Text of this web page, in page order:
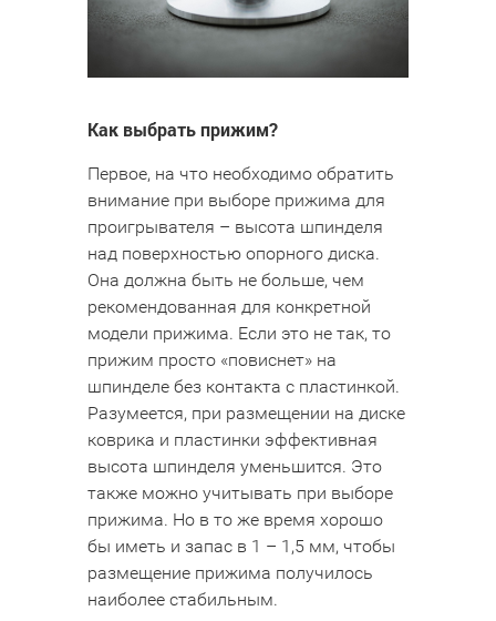
Как выбрать прижим?
Первое, на что необходимо обратить
внимание при выборе прижима для
проигрывателя – высота шпинделя
над поверхностью опорного диска.
Она должна быть не больше, чем
рекомендованная для конкретной
модели прижима. Если это не так, то
прижим просто «повиснет» на
шпинделе без контакта с пластинкой.
Разумеется, при размещении на диске
коврика и пластинки эффективная
высота шпинделя уменьшится. Это
также можно учитывать при выборе
прижима. Но в то же время хорошо
бы иметь и запас в 1 – 1,5 мм, чтобы
размещение прижима получилось
наиболее стабильным.